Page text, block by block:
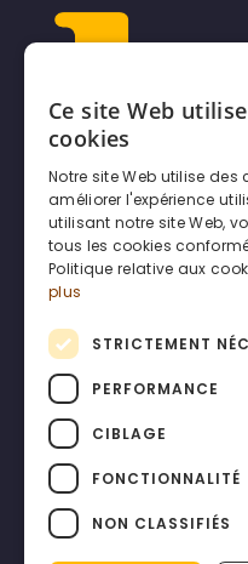
Incrediweb est une
de sites web pour
PME. Nous croyons
prévisibilité.
C'est pourquoi
à un prix forfaitaire
démarrage élevés,
belge de premier
Ce site Web
cookies
Notre site Web utilise des
améliorer l'expérience
utilisant notre site Web,
tous les cookies
Politique relative aux
plus
STRICTEMENT
PERFORMANCE
CIBLAGE
FONCTIONNALITÉ
NON CLASSIFIÉS